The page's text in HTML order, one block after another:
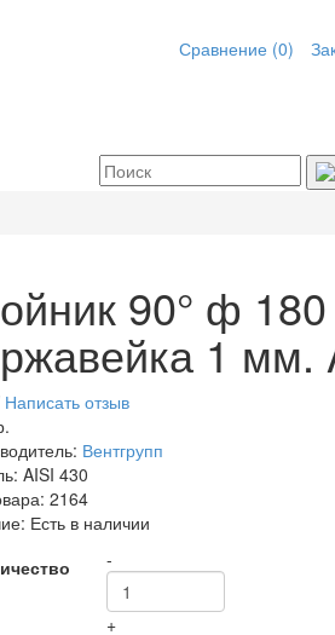
Сравнение (0)
90° ф 180
1 мм.
Написать отзыв
Вентгрупп
AISI 430
2164
Есть в наличии
-
+